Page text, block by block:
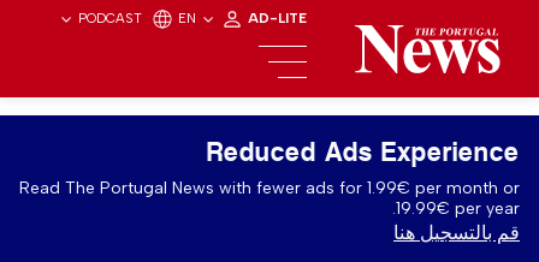
PODCAST EN AD-LITE
Reduced Ads Experience
Read The Portugal News with fewer ads for 1.99€ per month or
19.99€ per year.
قم بالتسجيل هنا